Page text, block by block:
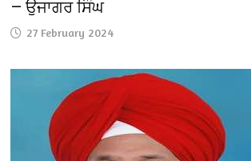
— ਉਜਾਗਰ ਸਿੰਘ
27 February 2024